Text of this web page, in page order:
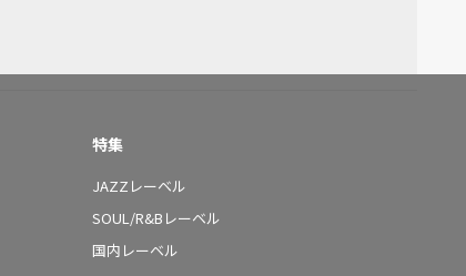
特集
JAZZレーベル
SOUL/R&Bレーベル
国内レーベル